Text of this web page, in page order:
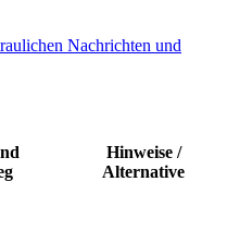
Nachrichten und
Hinweise /
Alternative